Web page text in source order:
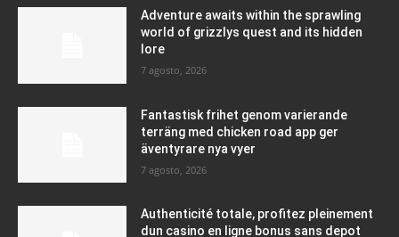
Adventure awaits within the sprawling
world of grizzlys quest and its hidden
lore
7 agosto, 2026
Fantastisk frihet genom varierande
terräng med chicken road app ger
äventyrare nya vyer
7 agosto, 2026
Authenticité totale, profitez pleinement
dun casino en ligne bonus sans depot